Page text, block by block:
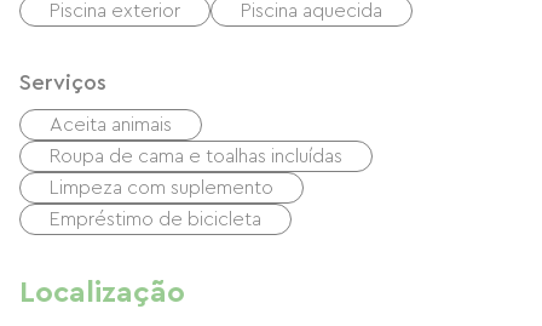
Piscina exterior
Piscina aquecida
Serviços
Aceita animais
Roupa de cama e toalhas incluídas
Limpeza com suplemento
Empréstimo de bicicleta
Localização